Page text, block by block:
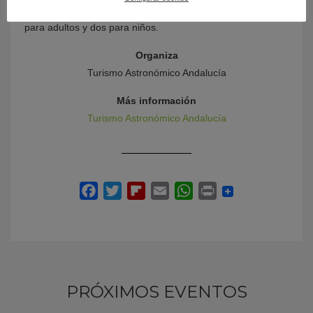
para adultos y dos para niños.
Organiza
Turismo Astronómico Andalucía
Más información
Turismo Astronómico Andalucía
PRÓXIMOS EVENTOS